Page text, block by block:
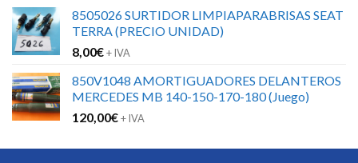
8505026 SURTIDOR LIMPIAPARABRISAS SEAT
TERRA (PRECIO UNIDAD)
8,00€+ IVA
850V1048 AMORTIGUADORES DELANTEROS
MERCEDES MB 140-150-170-180 (Juego)
120,00€+ IVA